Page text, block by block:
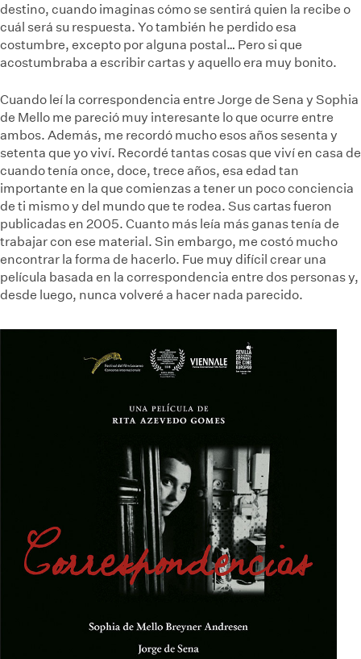
destino, cuando imaginas cómo se sentirá quien la recibe o
cuál será su respuesta. Yo también he perdido esa
costumbre, excepto por alguna postal… Pero si que
acostumbraba a escribir cartas y aquello era muy bonito.
Cuando leí la correspondencia entre Jorge de Sena y Sophia
de Mello me pareció muy interesante lo que ocurre entre
ambos. Además, me recordó mucho esos años sesenta y
setenta que yo viví. Recordé tantas cosas que viví en casa de
cuando tenía once, doce, trece años, esa edad tan
importante en la que comienzas a tener un poco conciencia
de ti mismo y del mundo que te rodea. Sus cartas fueron
publicadas en 2005. Cuanto más leía más ganas tenía de
trabajar con ese material. Sin embargo, me costó mucho
encontrar la forma de hacerlo. Fue muy difícil crear una
película basada en la correspondencia entre dos personas y,
desde luego, nunca volveré a hacer nada parecido.